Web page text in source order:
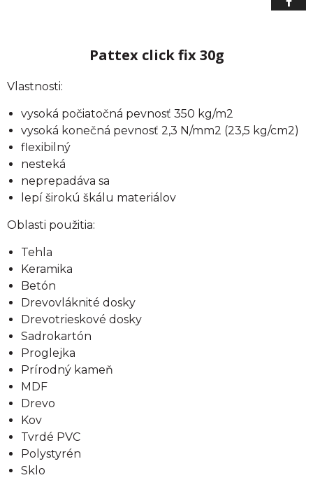
Pattex click fix 30g
Vlastnosti:
vysoká počiatočná pevnosť 350 kg/m2
vysoká konečná pevnosť 2,3 N/mm2 (23,5 kg/cm2)
flexibilný
nesteká
neprepadáva sa
lepí širokú škálu materiálov
Oblasti použitia:
Tehla
Keramika
Betón
Drevovláknité dosky
Drevotrieskové dosky
Sadrokartón
Proglejka
Prírodný kameň
MDF
Drevo
Kov
Tvrdé PVC
Polystyrén
Sklo